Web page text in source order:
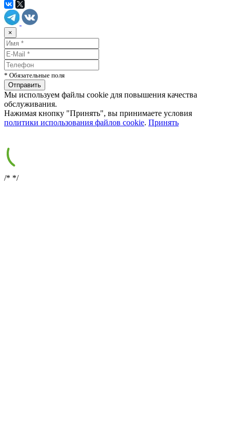
×
* Обязательные поля
Мы используем файлы cookie для повышения качества
обслуживания.
Нажимая кнопку "Принять", вы принимаете условия
политики использования файлов cookie. Принять
/* */